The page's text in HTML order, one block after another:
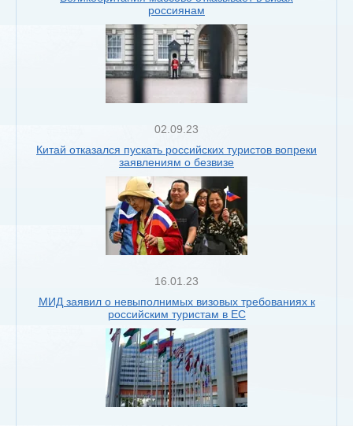
россиянам
02.09.23
Китай отказался пускать российских туристов вопреки
заявлениям о безвизе
16.01.23
МИД заявил о невыполнимых визовых требованиях к
российским туристам в ЕС